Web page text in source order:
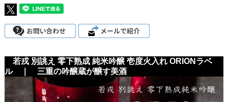
若戎 別誂え 零下熟成 純米吟醸 壱度火入れ ORIONラベ
ル ｜ 三重の吟醸蔵が醸す美酒